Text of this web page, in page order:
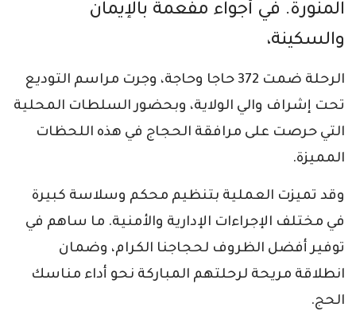
المنورة. في أجواء مفعمة بالإيمان
والسكينة،
الرحلة ضمت 372 حاجا وحاجة، وجرت مراسم التوديع
تحت إشراف والي الولاية، وبحضور السلطات المحلية
التي حرصت على مرافقة الحجاج في هذه اللحظات
المميزة.
وقد تميزت العملية بتنظيم محكم وسلاسة كبيرة
في مختلف الإجراءات الإدارية والأمنية. ما ساهم في
توفير أفضل الظروف لحجاجنا الكرام، وضمان
انطلاقة مريحة لرحلتهم المباركة نحو أداء مناسك
الحج.